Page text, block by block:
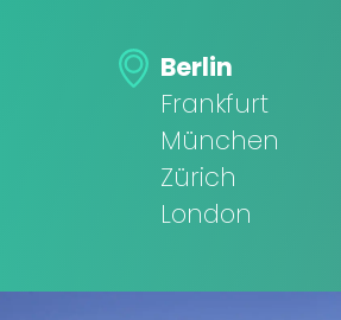
Berlin
Frankfurt
München
Zürich
London